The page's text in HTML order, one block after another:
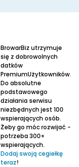
BrowarBiz utrzymuje
się z dobrowolnych
datków
PremiumUżytkowników.
Do absolutne
podstawowego
działania serwisu
niezbędnych jest 100
wspierających osób.
Żeby go móc rozwijać -
potrzeba 300+
wspierających.
Dodaj swoją cegiełkę
teraz!